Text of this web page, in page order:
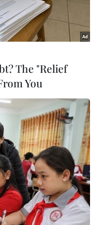
Javad Zarif. (Ảnh:
Javad Zarif ngày
về việc máy bay
bị Iran bắn hạ
The "Relief
You